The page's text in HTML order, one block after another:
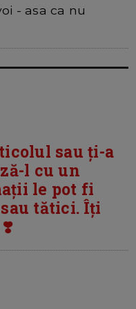
- asa ca nu
sau ți-a
l cu un
le pot fi
tătici. Îți